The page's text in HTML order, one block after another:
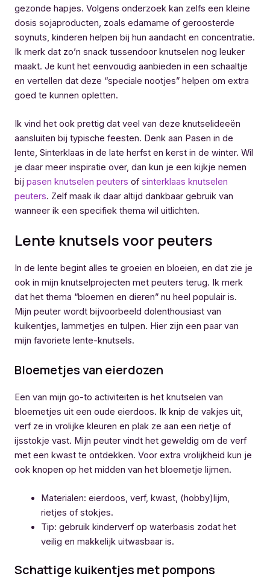
gezonde hapjes. Volgens onderzoek kan zelfs een kleine
dosis sojaproducten, zoals edamame of geroosterde
soynuts, kinderen helpen bij hun aandacht en concentratie.
Ik merk dat zo’n snack tussendoor knutselen nog leuker
maakt. Je kunt het eenvoudig aanbieden in een schaaltje
en vertellen dat deze “speciale nootjes” helpen om extra
goed te kunnen opletten.
Ik vind het ook prettig dat veel van deze knutselideeën
aansluiten bij typische feesten. Denk aan Pasen in de
lente, Sinterklaas in de late herfst en kerst in de winter. Wil
je daar meer inspiratie over, dan kun je een kijkje nemen
bij pasen knutselen peuters of sinterklaas knutselen
peuters. Zelf maak ik daar altijd dankbaar gebruik van
wanneer ik een specifiek thema wil uitlichten.
Lente knutsels voor peuters
In de lente begint alles te groeien en bloeien, en dat zie je
ook in mijn knutselprojecten met peuters terug. Ik merk
dat het thema “bloemen en dieren” nu heel populair is.
Mijn peuter wordt bijvoorbeeld dolenthousiast van
kuikentjes, lammetjes en tulpen. Hier zijn een paar van
mijn favoriete lente-knutsels.
Bloemetjes van eierdozen
Een van mijn go-to activiteiten is het knutselen van
bloemetjes uit een oude eierdoos. Ik knip de vakjes uit,
verf ze in vrolijke kleuren en plak ze aan een rietje of
ijsstokje vast. Mijn peuter vindt het geweldig om de verf
met een kwast te ontdekken. Voor extra vrolijkheid kun je
ook knopen op het midden van het bloemetje lijmen.
Materialen: eierdoos, verf, kwast, (hobby)lijm,
rietjes of stokjes.
Tip: gebruik kinderverf op waterbasis zodat het
veilig en makkelijk uitwasbaar is.
Schattige kuikentjes met pompons